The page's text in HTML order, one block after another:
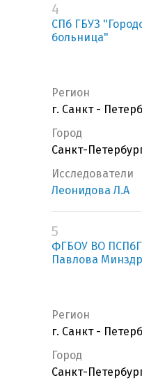
4
СПб ГБУЗ
больница"
Регион
г. Санкт -
Город
Санкт-
Исследователи
Леонидова Л.А
5
ФГБОУ ВО
Павлова
Регион
г. Санкт -
Город
Санкт-